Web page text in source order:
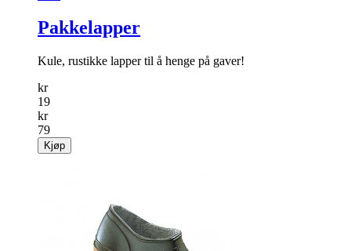
Pakkelapper
Kule, rustikke lapper til å henge på gaver!
kr
19
kr
79
Kjøp